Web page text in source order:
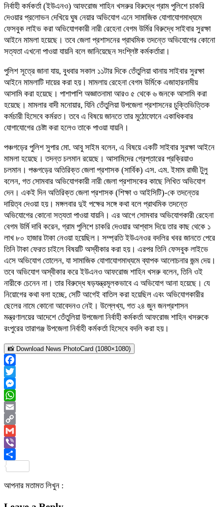
নির্বাহী কর্মকর্তা (ইউএনও) আফরোজ শাহিন খসরুর বিরুদ্ধে গ্রাম পুলিশে চাকরি
দেওয়ার প্রলোভন দেখিয়ে ঘুষ নেয়ার অভিযোগ এনে সামাজিক যোগাযোগমাধ্যমে
ফেসবুক লাইভ করা অভিযোগকারী নারী রেহেনা বেগম উর্মির বিরুদ্ধে সাইবার সুরক্ষা
আইনে মামলা হয়েছে। তবে জেলা প্রশাসনের প্রাথমিক তদন্তে অভিযোগের কোনো
সত্যতা এখনো পাওয়া যায়নি বলে জানিয়েছেন সংশ্লিষ্ট কর্মকর্তারা।
পুলিশ সূত্রে জানা যায়, বুধবার সকাল ১১টার দিকে তেঁতুলিয়া থানায় সাইবার সুরক্ষা
আইনে মামলাটি দায়ের করা হয়। মামলায় রেহেনা বেগম উর্মিকে এজাহারনামীয়
আসামি করা হয়েছে। পাশাপাশি অজ্ঞাতনামা আরও ৫ থেকে ৬ জনকে আসামি করা
হয়েছে। মামলার বাদী মনোয়ার, যিনি তেঁতুলিয়া উপজেলা প্রশাসনের চুক্তিভিত্তিক
কর্মচারী হিসেবে কর্মরত। তবে এ বিষয়ে জানতে তার মুঠোফোনে একাধিকবার
যোগাযোগের চেষ্টা করা হলেও তাকে পাওয়া যায়নি।
পঞ্চগড়ের পুলিশ সুপার মো. আবু সাইম বলেন, এ বিষয়ে একটি সাইবার সুরক্ষা আইনে
মামলা হয়েছে। তদন্ত চলমান রয়েছে। আসামিদের গ্রেপ্তারের প্রক্রিয়াও
চলমান। পঞ্চগড়ের অতিরিক্ত জেলা প্রশাসক (সার্বিক) এস. এম. ইমাম রাজী টুলু
বলেন, গত সোমবার অভিযোগকারী নারী জেলা প্রশাসকের কাছে লিখিত অভিযোগ
দেন। একই দিন অতিরিক্ত জেলা প্রশাসক (শিক্ষা ও আইসিটি)-কে তদন্তের
দায়িত্ব দেওয়া হয়। মঙ্গলবার দুই পক্ষের সঙ্গে কথা বলে প্রাথমিক তদন্তে
অভিযোগের কোনো সত্যতা পাওয়া যায়নি। এর আগে সোমবার অভিযোগকারী রেহেনা
বেগম উর্মি দাবি করেন, গ্রাম পুলিশে চাকরি দেওয়ার আশ্বাস দিয়ে তার কাছ থেকে ১
লাখ ৮০ হাজার টাকা নেওয়া হয়েছিল। সম্প্রতি ইউএনওর বদলির খবর জানতে পেরে
তিনি টাকা ফেরত চাইলে বিষয়টি অস্বীকার করা হয়। এরপর তিনি ফেসবুক লাইভে
এসে অভিযোগ তোলেন, যা সামাজিক যোগাযোগমাধ্যমে ব্যাপক আলোচনার জন্ম দেয়।
তবে অভিযোগ অস্বীকার করে ইউএনও আফরোজ শাহিন খসরু বলেন, তিনি ওই
নারীকে চেনেন না। তার বিরুদ্ধে ষড়যন্ত্রমূলকভাবে এ অভিযোগ আনা হয়েছে। যে
নিয়োগের কথা বলা হচ্ছে, সেটি আগেই বাতিল করা হয়েছিল এবং অভিযোগকারীর
ছেলের নামে কোনো আবেদনও নেই। উল্লেখ্য, গত ২৪ জুন জনপ্রশাসন
মন্ত্রণালয়ের আদেশে তেঁতুলিয়া উপজেলা নির্বাহী কর্মকর্তা আফরোজ শাহিন খসরুকে
রংপুরের তারাগঞ্জ উপজেলা নির্বাহী কর্মকর্তা হিসেবে বদলি করা হয়।
📸 Download News PhotoCard (1080×1080)
Facebook
Twitter
Messenger
WhatsApp
Email
Copy
Link
Gmail
Viber
আপনার মতামত লিখুন :